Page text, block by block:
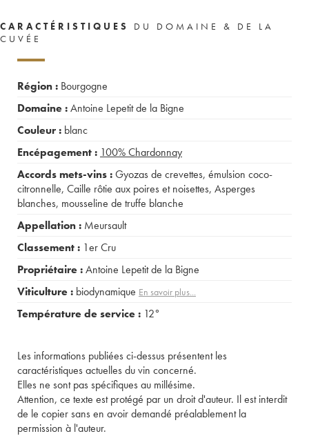
CARACTÉRISTIQUES
DU DOMAINE & DE LA
CUVÉE
Région : Bourgogne
Domaine :Antoine Lepetit de la Bigne
Couleur : blanc
Encépagement : 100%Chardonnay
Accords mets-vins :Gyozas de crevettes, émulsion coco-
citronnelle, Caille rôtie aux poires et noisettes, Asperges
blanches, mousseline de truffe blanche
Appellation : Meursault
Classement : 1er Cru
Propriétaire :Antoine Lepetit de la Bigne
Viticulture : biodynamique En savoir plus...
Température de service : 12°
Les informations publiées ci-dessus présentent les
caractéristiques actuelles du vin concerné.
Elles ne sont pas spécifiques au millésime.
Attention, ce texte est protégé par un droit d'auteur. Il est interdit
de le copier sans en avoir demandé préalablement la
permission à l'auteur.